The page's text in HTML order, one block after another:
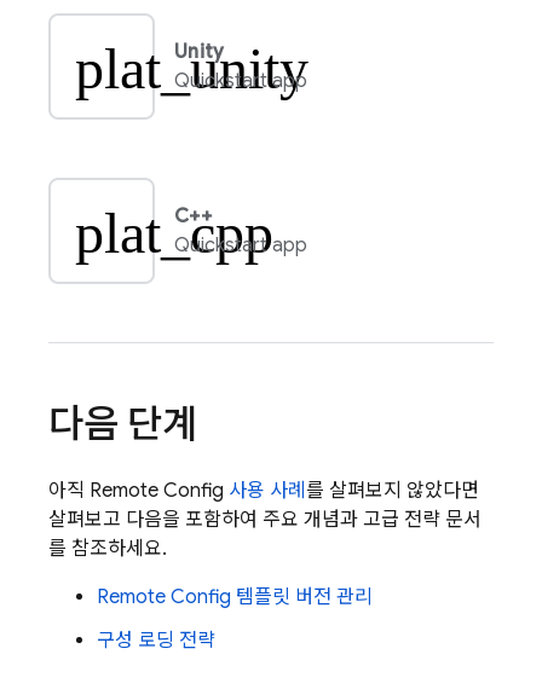
plat_unity
Unity
Quickstart app
plat_cpp
C++
Quickstart app
다음 단계
아직 Remote Config 사용 사례 를 살펴보지 않았다면
살펴보고 다음을 포함하여 주요 개념과 고급 전략 문서
를 참조하세요.
Remote Config 템플릿 버전 관리
구성 로딩 전략